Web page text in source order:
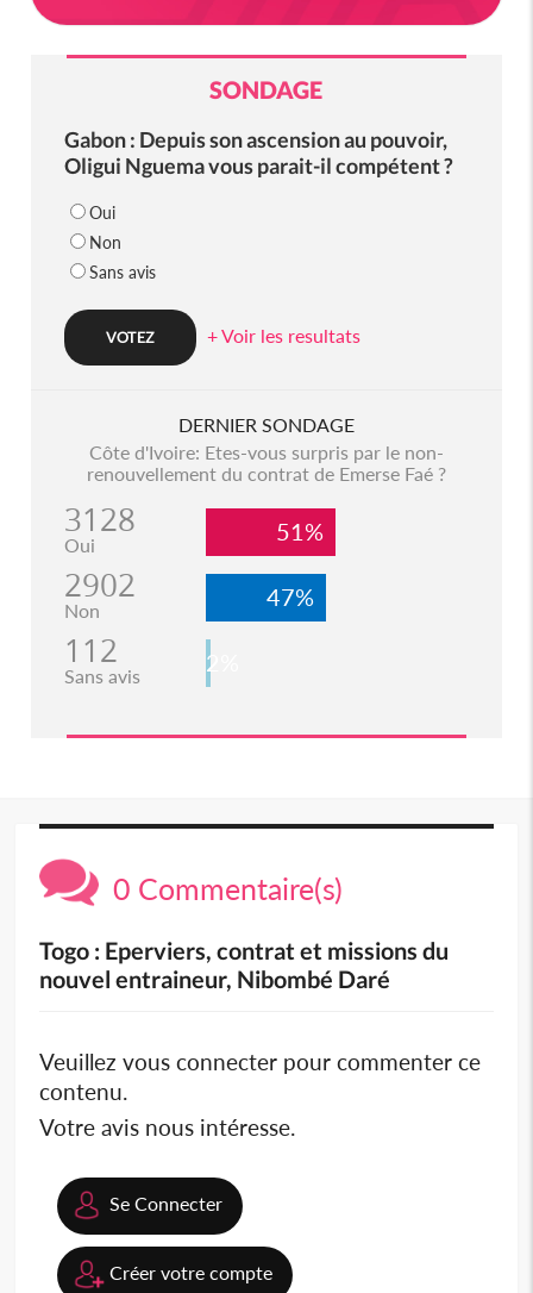
SONDAGE
Gabon : Depuis son ascension au pouvoir,
Oligui Nguema vous parait-il compétent ?
Oui
Non
Sans avis
+ Voir les resultats
DERNIER SONDAGE
Côte d'Ivoire: Etes-vous surpris par le non-
renouvellement du contrat de Emerse Faé ?
3128
Oui 51%
2902
Non 47%
112
Sans avis 2%
0 Commentaire(s)
Togo : Eperviers, contrat et missions du
nouvel entraineur, Nibombé Daré
Veuillez vous connecter pour commenter ce
contenu.
Votre avis nous intéresse.
Se Connecter
Créer votre compte